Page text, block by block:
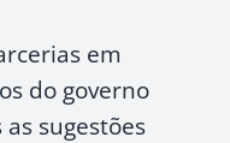
em
do governo
sugestões